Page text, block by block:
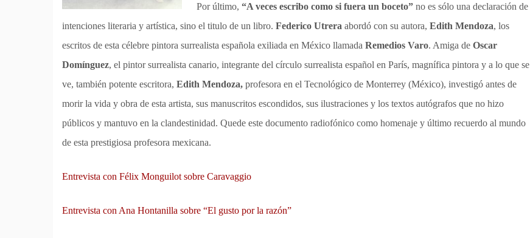
Por último, “A veces escribo como si fuera un boceto” no es sólo una declaración de
intenciones literaria y artística, sino el titulo de un libro. Federico Utrera abordó con su autora, Edith Mendoza, los
escritos de esta célebre pintora surrealista española exiliada en México llamada Remedios Varo. Amiga de Oscar
Domínguez, el pintor surrealista canario, integrante del círculo surrealista español en París, magnífica pintora y a lo que se
ve, también potente escritora, Edith Mendoza, profesora en el Tecnológico de Monterrey (México), investigó antes de
morir la vida y obra de esta artista, sus manuscritos escondidos, sus ilustraciones y los textos autógrafos que no hizo
públicos y mantuvo en la clandestinidad. Quede este documento radiofónico como homenaje y último recuerdo al mundo
de esta prestigiosa profesora mexicana.
Entrevista con Félix Monguilot sobre Caravaggio
Entrevista con Ana Hontanilla sobre “El gusto por la razón”